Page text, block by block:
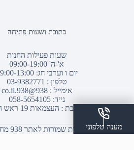
כתובת ושעות פתיחה
שעות פעילות החנות
א'-ה' 09:00-19:00
יום ו וערבי חג: 09:00-13:00
טלפון : 03-9382771
אימייל :938@938.co.il
נייד: 058-5654105
כתובת : העצמאות 19 ראש העין
© כל הזכויות שמורות לאתר 938 מחשבים בע"מ
מענה טלפוני